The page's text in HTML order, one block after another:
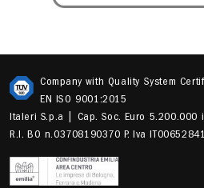
Company with Quality System
EN ISO 9001:2015
Italeri S.p.a | Cap. Soc. Euro 5.200.000
R.I. BO n.03708190370 P. Iva